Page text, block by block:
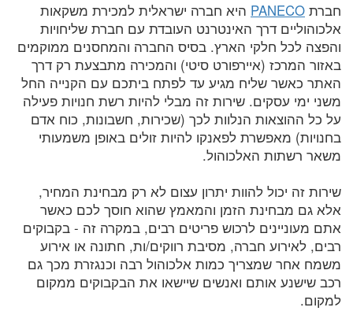
חברת PANECO היא חברה ישראלית למכירת משקאות
אלכוהוליים דרך האינטרנט העובדת עם חברת שליחויות
והפצה לכל חלקי הארץ. בסיס החברה והמחסנים ממוקמים
באזור המרכז (איירפורט סיטי) והמכירה מתבצעת רק דרך
האתר כאשר שליח מגיע עד לפתח ביתכם עם הקנייה החל
משני ימי עסקים. שירות זה מבלי להיות רשת חנויות פעילה
על כל ההוצאות הנלוות לכך (שכירות, חשבונות, כוח אדם
בחנויות) מאפשרת לפאנקו להיות זולים באופן משמעותי
משאר רשתות האלכוהול.
שירות זה יכול להוות יתרון עצום לא רק מבחינת המחיר,
אלא גם מבחינת הזמן והמאמץ שהוא חוסך לכם כאשר
אתם מעוניינים לרכוש פריטים רבים, במקרה זה - בקבוקים
רבים, לאירוע חברה, מסיבת רווקים/ות, חתונה או אירוע
משמח אחר שמצריך כמות אלכוהול רבה וכנגזרת מכך גם
רכב שישנע אותם ואנשים שיישאו את הבקבוקים ממקום
למקום.